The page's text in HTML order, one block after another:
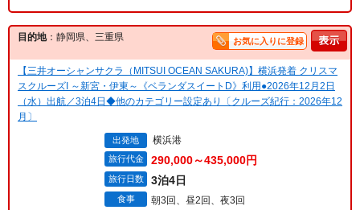
目的地：静岡県、三重県 お気に入りに登録
【三井オーシャンサクラ（MITSUI OCEAN SAKURA)】横浜発着 クリスマ
スクルーズI ～新宮・伊東～《ベランダスイートD》利用●2026年12月2日
（水）出航／3泊4日◆他のカテゴリー設定あり〔クルーズ紀行：2026年12
月〕
出発地 横浜港
旅行代金 290,000～435,000円
旅行日数 3泊4日
食事 朝3回、昼2回、夜3回